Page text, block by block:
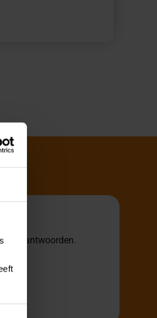
te beantwoorden.